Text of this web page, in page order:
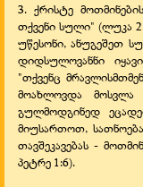
3. ქრისტე
თქვენი სული" (ლუკა
უწესონი, ანუგეშეთ
დიდსულოვანნი
"თქვენც
მოახლოვდა
გულმოდგინედ
მიუსართოთ,
თავშეკავებას -
პეტრე 1:6).